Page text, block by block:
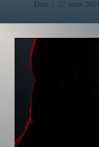
Drei
27 mars 2021